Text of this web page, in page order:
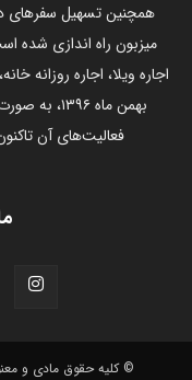
همچنین تسهیل سفرهای
میزبون راه اندازی شده
اجاره ویلا، اجاره روزانه
بهمن ماه
فعالیت‌های آن
© کلیه حقوق مادی و